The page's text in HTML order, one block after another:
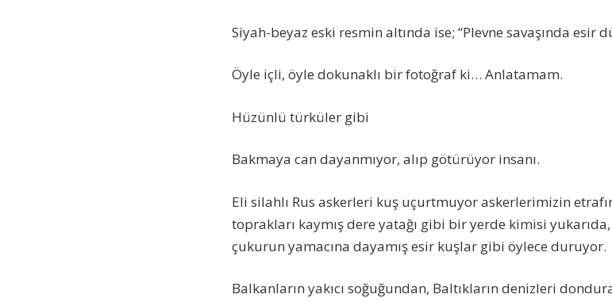
Siyah-beyaz eski resmin altında ise; “Plevne savaşında esir
Öyle içli, öyle dokunaklı bir fotoğraf ki… Anlatamam.
Hüzünlü türküler gibi
Bakmaya can dayanmıyor, alıp götürüyor insanı.
Eli silahlı Rus askerleri kuş uçurtmuyor askerlerimizin
toprakları kaymış dere yatağı gibi bir yerde kimisi yukarıda,
çukurun yamacına dayamış esir kuşlar gibi öylece duruyor.
Balkanların yakıcı soğuğundan, Baltıkların denizleri